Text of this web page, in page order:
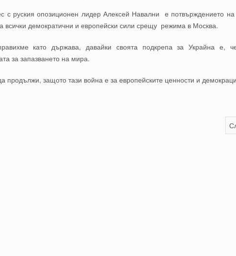
с руския опозиционен лидер Алексей Навални е потвърждението
всички демократични и европейски сили срещу режима в Москва.
като държава, давайки своята подкрепа за Украйна е,
за запазването на мира.
продължи, защото тази война е за европейските ценности и